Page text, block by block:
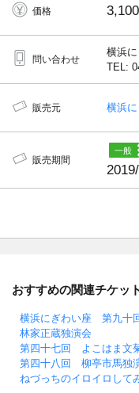
価格 3,100
問い合わせ
横浜
TEL:
販売元 横浜
販売期間
おすすめの関連チケッ
横浜にぎわい座 第九十
林家正蔵独演会
第四十七回 よこはま文
第四十八回 柳亭市馬独
ねづっちのイロイロして